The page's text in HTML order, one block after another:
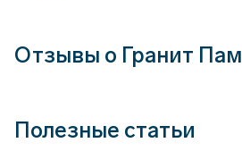
Отзывы о Гранит
Полезные статьи